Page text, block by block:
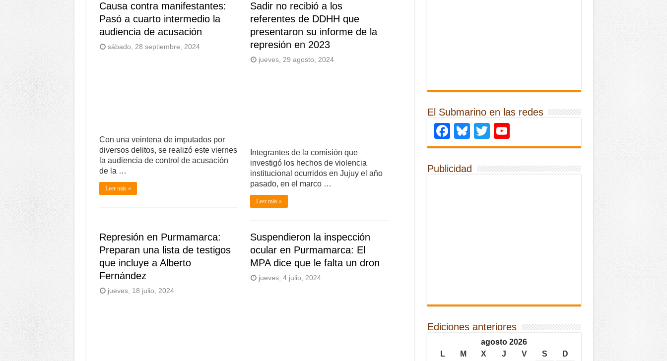
Causa contra manifestantes:
Pasó a cuarto intermedio la
audiencia de acusación
sábado, 28 septiembre, 2024
Con una veintena de imputados por
diversos delitos, se realizó este viernes
la audiencia de control de acusación
de la …
Leer más »
Sadir no recibió a los
referentes de DDHH que
presentaron su informe de la
represión en 2023
jueves, 29 agosto, 2024
Integrantes de la comisión que
investigó los hechos de violencia
institucional ocurridos en Jujuy el año
pasado, en el marco …
Leer más »
Represión en Purmamarca:
Preparan una lista de testigos
que incluye a Alberto
Fernández
jueves, 18 julio, 2024
Suspendieron la inspección
ocular en Purmamarca: El
MPA dice que le falta un dron
jueves, 4 julio, 2024
El Submarino en las redes
Facebook
Bluesky
Twitter
Publicidad
Ediciones anteriores
agosto 2026
L
M X J V S
D